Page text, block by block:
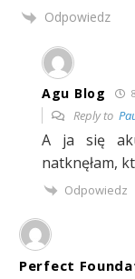
Odpowiedz
Agu Blog
Reply to
A ja się
natknęłam,
Odpowiedz
Perfect